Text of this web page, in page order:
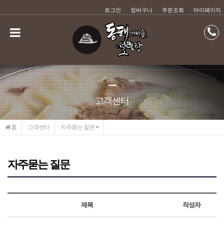
로그인 장바구니 주문조회 마이페이지
고객센터
홈 고객센터 자주묻는 질문
자주묻는 질문
제목 작성자